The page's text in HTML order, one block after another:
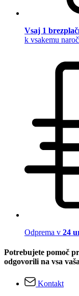
Vsaj 1
k vsakemu
Odprema v 24
Potrebujete pomoč
odgovorili na vsa
Kontakt